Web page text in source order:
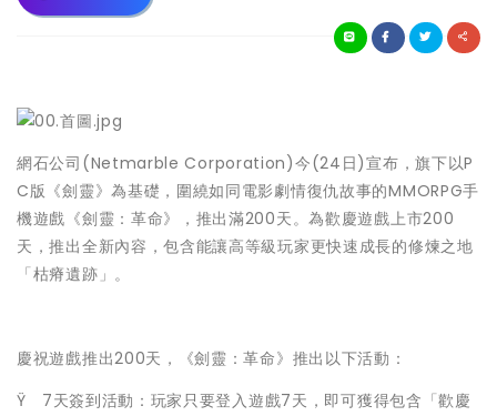
網石公司(Netmarble Corporation)今(24日)宣布，旗下以P
C版《劍靈》為基礎，圍繞如同電影劇情復仇故事的MMORPG手
機遊戲《劍靈：革命》，推出滿200天。為歡慶遊戲上市200
天，推出全新內容，包含能讓高等級玩家更快速成長的修煉之地
「枯瘠遺跡」。
慶祝遊戲推出200天，《劍靈：革命》推出以下活動：
Ÿ 7天簽到活動：玩家只要登入遊戲7天，即可獲得包含「歡慶